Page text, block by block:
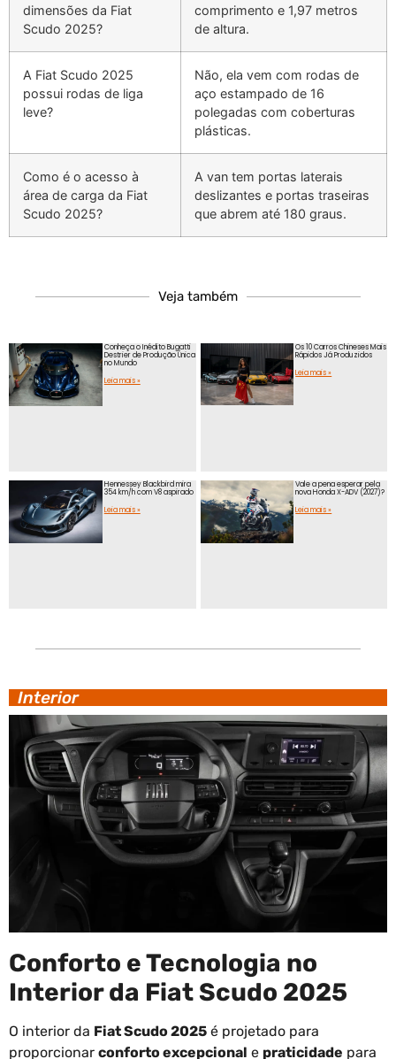
dimensões da Fiat
Scudo 2025?
comprimento e 1,97 metros
de altura.
A Fiat Scudo 2025
possui rodas de liga
leve?
Não, ela vem com rodas de
aço estampado de 16
polegadas com coberturas
plásticas.
Como é o acesso à
área de carga da Fiat
Scudo 2025?
A van tem portas laterais
deslizantes e portas traseiras
que abrem até 180 graus.
Veja também
Conheça o Inédito Bugatti
Destrier de Produção Única
no Mundo
Leia mais »
Os 10 Carros Chineses Mais
Rápidos Já Produzidos
Leia mais »
Hennessey Blackbird mira
354 km/h com V8 aspirado
Leia mais »
Vale a pena esperar pela
nova Honda X-ADV (2027)?
Leia mais »
Interior
Conforto e Tecnologia no
Interior da Fiat Scudo 2025
O interior da Fiat Scudo 2025 é projetado para
proporcionar conforto excepcional e praticidade para